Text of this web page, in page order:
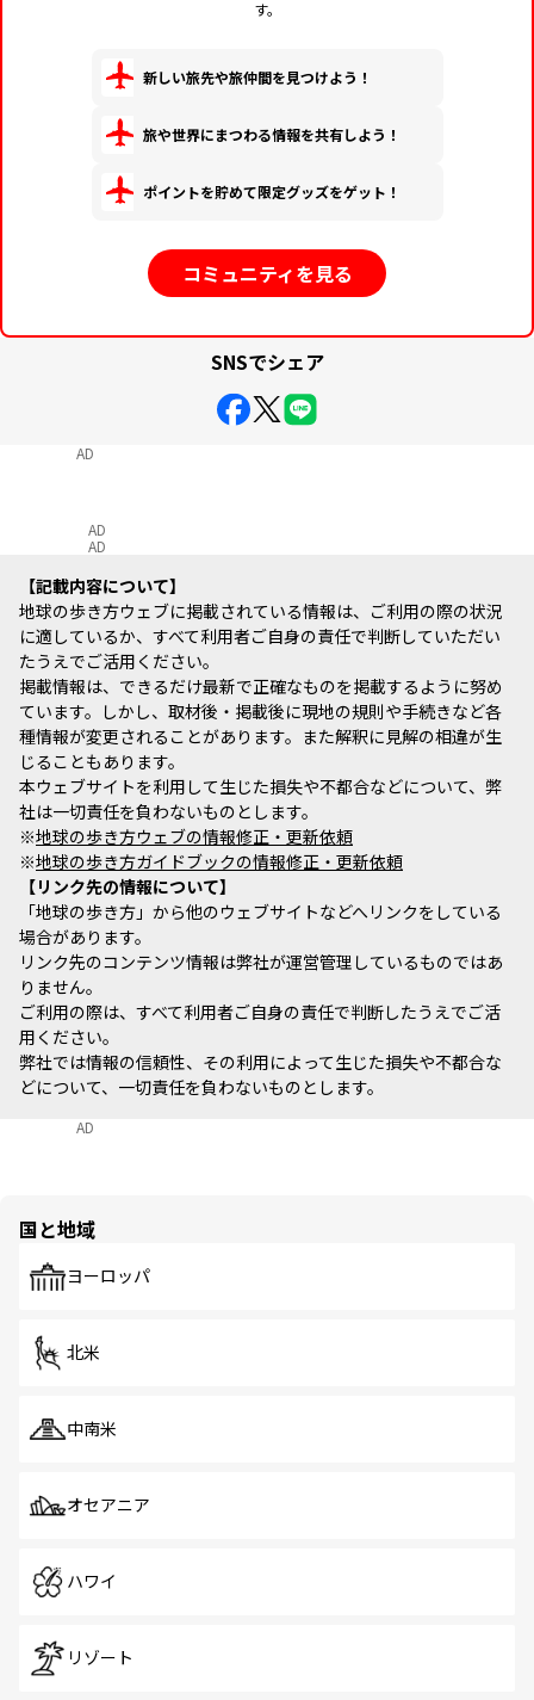
す。
新しい旅先や旅仲間を見つけよう！
旅や世界にまつわる情報を共有しよう！
ポイントを貯めて限定グッズをゲット！
コミュニティを見る
SNSでシェア
AD
AD
AD
記載内容について
地球の歩き方ウェブに掲載されている情報は、ご利用の際の状況
に適しているか、すべて利用者ご自身の責任で判断していただい
たうえでご活用ください。
掲載情報は、できるだけ最新で正確なものを掲載するように努め
ています。しかし、取材後・掲載後に現地の規則や手続きなど各
種情報が変更されることがあります。また解釈に見解の相違が生
じることもあります。
本ウェブサイトを利用して生じた損失や不都合などについて、弊
社は一切責任を負わないものとします。
※地球の歩き方ウェブの情報修正・更新依頼
※地球の歩き方ガイドブックの情報修正・更新依頼
リンク先の情報について
「地球の歩き方」から他のウェブサイトなどへリンクをしている
場合があります。
リンク先のコンテンツ情報は弊社が運営管理しているものではあ
りません。
ご利用の際は、すべて利用者ご自身の責任で判断したうえでご活
用ください。
弊社では情報の信頼性、その利用によって生じた損失や不都合な
どについて、一切責任を負わないものとします。
AD
国と地域
ヨーロッパ
北米
中南米
オセアニア
ハワイ
リゾート